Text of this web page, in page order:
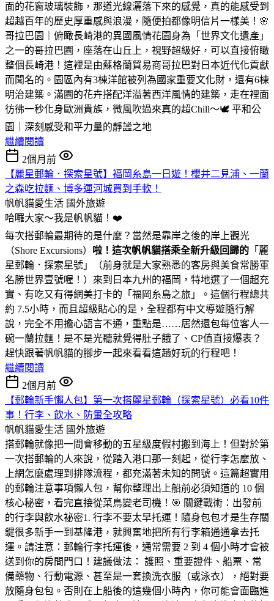
面的花窗玻璃裝飾，那道光線灑落下來的感覺，真的能感受到
超越百年的歷史厚重感與浪漫，隨便拍都像明信片一樣美！🌸
哥拉巴園｜俯瞰長崎港的異國風情花園身為「世界文化遺產」
之一的哥拉巴園，座落在山丘上，視野超級好，可以直接俯瞰
整個長崎港！這裡是由蘇格蘭貿易商哥拉巴對日本近代化貢獻
而聞名的。園區內有3棟洋館被列為國家重要文化財，還有6棟
明治建築。滿園的花卉搭配洋溢著西洋風情的建築，走在裡面
彷彿一秒化身歐洲貴族，微風吹過來真的超Chill～🕊️ 平和公
園｜深刻感受和平力量的靜謐之地
繼續閱讀
2個月前
【麗星郵輪．探索星號】福岡糸島一日遊！櫻井二見浦、一蘭
之森吃拉麵、博多運河城買到手軟！
帆帆貓愛生活 國外旅遊
哈囉大家～我是帆帆貓！❤️
每次搭郵輪最期待的是什麼？當然是靠岸之後的岸上觀光
（Shore Excursions） 啦！這次帆帆貓搭乘全新升級回歸的 「麗
星郵輪．探索星號」（前身就是大家熟悉的客房與美食常勝軍
名勝世界壹號喔！）來到日本九州的福岡，特地選了一個超充
實、有吃又有得網美打卡的「福岡糸島之旅」。這個行程總共
約 7.5小時，而且超級貼心的是，全程都有中文導遊隨行解
說，完全不用擔心語言不通，重點是……居然還包每位客人一
碗一蘭拉麵！是不是光聽就覺得肚子餓了、CP值直接爆表？
趕快跟著帆帆貓的腳步一起來看看這趟好玩的行程吧！
繼續閱讀
2個月前
【郵輪新手懶人包】第一次搭麗星郵輪（探索星號）必看10件
事！行李、飲水、防暈全攻略
帆帆貓愛生活 國外旅遊
搭郵輪就像把一間會移動的五星級度假村搬到海上！但對於第
一次搭郵輪的人來說，從踏入港口那一刻起，從行李怎麼放、
上網怎麼處理到排隊流程，都充滿著未知的問號。這篇超實用
的郵輪注意事項懶人包，幫你整理出上船前必須知道的 10 個
核心秘密，看完直接從菜鳥變老司機！🎯 關鍵戰術：出發前
的行李與飲水祕密1. 行李不要太早托運！隨身包包才是生存關
鍵很多新手一到基隆港，就興奮地把所有行李箱通通拿去托
運。請注意：郵輪行李托運後，通常需要 2 到 4 個小時才會被
送到你的房間門口！建議做法： 護照、重要證件、船票、常
備藥物、行動電源、甚至是一套換洗衣服（或泳衣），絕對要
放隨身包包。否則在上船後的這幾個小時內，你可能會面臨進